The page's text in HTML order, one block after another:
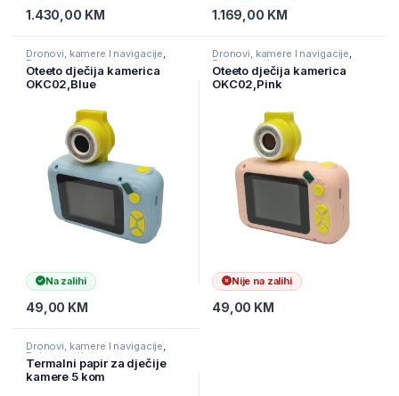
1.430,00 KM 1.169,00 KM
Dronovi, kamere I navigacije,
Fotoaparati
Oteeto dječija kamerica
OKC02,Blue
Na zalihi
49,00 KM
Dronovi, kamere I navigacije,
Fotoaparati
Oteeto dječija kamerica
OKC02,Pink
Nije na zalihi
49,00 KM
Dronovi, kamere I navigacije,
Fotoaparati
Termalni papir za dječije
kamere 5 kom